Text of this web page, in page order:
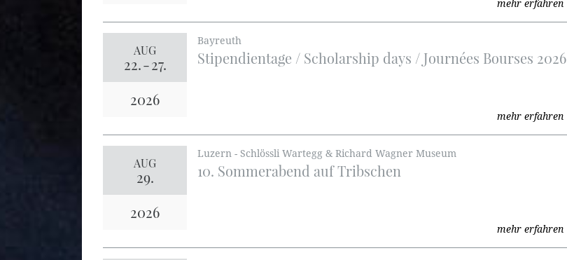
mehr erfahren
AUG
22.-27.
2026
Bayreuth
Stipendientage / Scholarship days / Journées Bourses 2026
mehr erfahren
AUG
29.
2026
Luzern - Schlössli Wartegg & Richard Wagner Museum
10. Sommerabend auf Tribschen
mehr erfahren